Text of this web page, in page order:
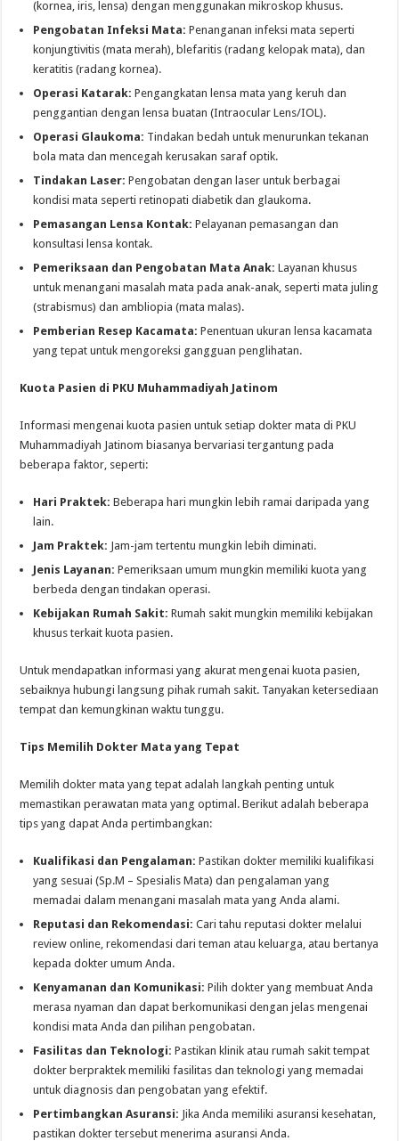
(kornea, iris, lensa) dengan menggunakan mikroskop khusus.
Pengobatan Infeksi Mata: Penanganan infeksi mata seperti
konjungtivitis (mata merah), blefaritis (radang kelopak mata), dan
keratitis (radang kornea).
Operasi Katarak: Pengangkatan lensa mata yang keruh dan
penggantian dengan lensa buatan (Intraocular Lens/IOL).
Operasi Glaukoma: Tindakan bedah untuk menurunkan tekanan
bola mata dan mencegah kerusakan saraf optik.
Tindakan Laser: Pengobatan dengan laser untuk berbagai
kondisi mata seperti retinopati diabetik dan glaukoma.
Pemasangan Lensa Kontak: Pelayanan pemasangan dan
konsultasi lensa kontak.
Pemeriksaan dan Pengobatan Mata Anak: Layanan khusus
untuk menangani masalah mata pada anak-anak, seperti mata juling
(strabismus) dan ambliopia (mata malas).
Pemberian Resep Kacamata: Penentuan ukuran lensa kacamata
yang tepat untuk mengoreksi gangguan penglihatan.
Kuota Pasien di PKU Muhammadiyah Jatinom
Informasi mengenai kuota pasien untuk setiap dokter mata di PKU
Muhammadiyah Jatinom biasanya bervariasi tergantung pada
beberapa faktor, seperti:
Hari Praktek: Beberapa hari mungkin lebih ramai daripada yang
lain.
Jam Praktek: Jam-jam tertentu mungkin lebih diminati.
Jenis Layanan: Pemeriksaan umum mungkin memiliki kuota yang
berbeda dengan tindakan operasi.
Kebijakan Rumah Sakit: Rumah sakit mungkin memiliki kebijakan
khusus terkait kuota pasien.
Untuk mendapatkan informasi yang akurat mengenai kuota pasien,
sebaiknya hubungi langsung pihak rumah sakit. Tanyakan ketersediaan
tempat dan kemungkinan waktu tunggu.
Tips Memilih Dokter Mata yang Tepat
Memilih dokter mata yang tepat adalah langkah penting untuk
memastikan perawatan mata yang optimal. Berikut adalah beberapa
tips yang dapat Anda pertimbangkan:
Kualifikasi dan Pengalaman: Pastikan dokter memiliki kualifikasi
yang sesuai (Sp.M – Spesialis Mata) dan pengalaman yang
memadai dalam menangani masalah mata yang Anda alami.
Reputasi dan Rekomendasi: Cari tahu reputasi dokter melalui
review online, rekomendasi dari teman atau keluarga, atau bertanya
kepada dokter umum Anda.
Kenyamanan dan Komunikasi: Pilih dokter yang membuat Anda
merasa nyaman dan dapat berkomunikasi dengan jelas mengenai
kondisi mata Anda dan pilihan pengobatan.
Fasilitas dan Teknologi: Pastikan klinik atau rumah sakit tempat
dokter berpraktek memiliki fasilitas dan teknologi yang memadai
untuk diagnosis dan pengobatan yang efektif.
Pertimbangkan Asuransi: Jika Anda memiliki asuransi kesehatan,
pastikan dokter tersebut menerima asuransi Anda.